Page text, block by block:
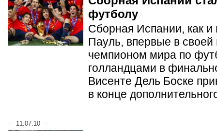
футболу
Сборная Испании, как и
Пауль, впервые в своей
чемпионом мира по
голландцами в
Висенте Дель Боске
в конце
— 11.07.10 —